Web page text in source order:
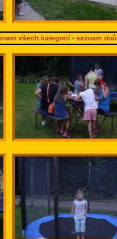
všech kategorií - seznam